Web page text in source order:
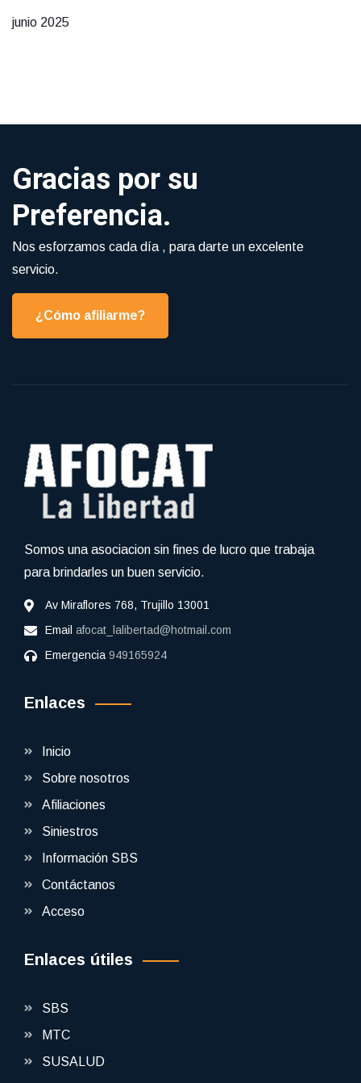
junio 2025
Gracias por su
Preferencia.
Nos esforzamos cada día , para darte un excelente
servicio.
¿Cómo afiliarme?
Somos una asociacion sin fines de lucro que trabaja
para brindarles un buen servicio.
Av Miraflores 768, Trujillo 13001
Email afocat_lalibertad@hotmail.com
Emergencia 949165924
Enlaces
Inicio
Sobre nosotros
Afiliaciones
Siniestros
Información SBS
Contáctanos
Acceso
Enlaces útiles
SBS
MTC
SUSALUD